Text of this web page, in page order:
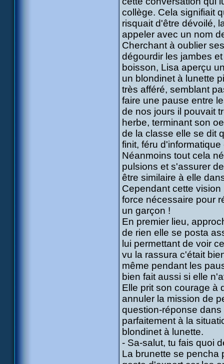
collège. Cela signifiait
risquait d'être dévoilé,
appeler avec un nom
Cherchant à oublier
dégourdir les jambes
boisson, Lisa aperçu
un blondinet à lunette
très afféré, semblant
faire une pause entre
de nos jours il pouvait
herbe, terminant son
de la classe elle se dit
finit, féru
Néanmoins tout cela
pulsions et s'assurer
être similaire à elle
Cependant cette
force nécessaire pour
un garçon !
En premier lieu,
de rien elle se posta
lui permettant de voir
vu la rassura c'était
même pendant les
bien fait aussi si elle
Elle prit son courage à
annuler la mission de
question-réponse
parfaitement à la
blondinet à lunette.
- Sa-salut, tu fais quoi
La brunette se pencha